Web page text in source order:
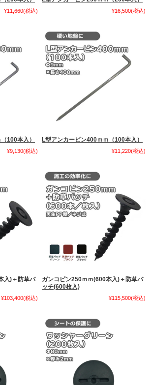
¥11,660(税込) ¥16,500(税込)
100本入）
¥9,130(税込)
L型アンカーピン400ｍｍ（100本入）
¥11,220(税込)
入)＋防草パ
¥103,400(税込)
ガンコピン250ｍｍ(600本入)＋防草パ
ッチ(600枚入)
¥115,500(税込)